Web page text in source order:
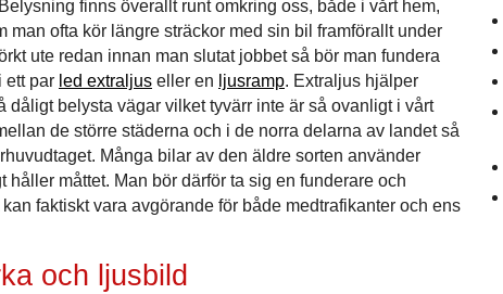
finns överallt runt omkring oss, både i vårt hem,
man ofta kör längre sträckor med sin bil framförallt under
ute redan innan man slutat jobbet så bör man fundera
ett par led extraljus eller en ljusramp. Extraljus hjälper
dåligt belysta vägar vilket tyvärr inte är så ovanligt i vårt
de större städerna och i de norra delarna av landet så
Många bilar av den äldre sorten använder
håller måttet. Man bör därför ta sig en funderare och
faktiskt vara avgörande för både medtrafikanter och ens
och ljusbild